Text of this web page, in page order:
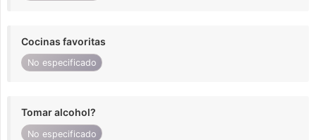
Cocinas favoritas
No especificado
Tomar alcohol?
No especificado